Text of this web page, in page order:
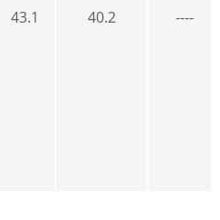
43.1 40.2 ----